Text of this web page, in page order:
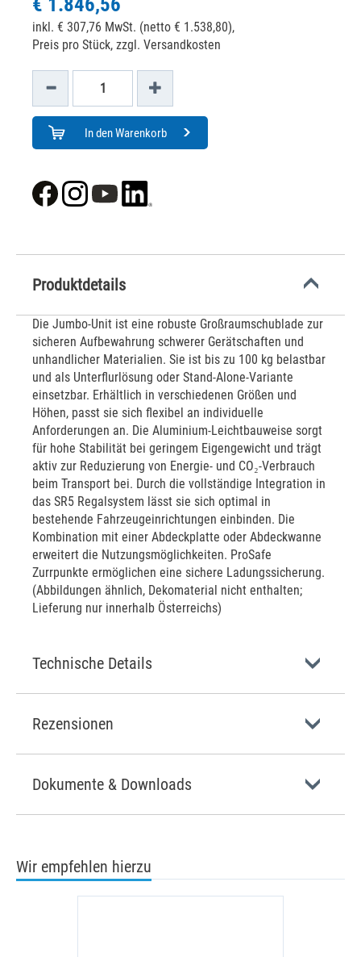
inkl. € 307,76 MwSt. (netto € 1.538,80),
Preis pro Stück, zzgl. Versandkosten
In den Warenkorb
Produktdetails
Die Jumbo-Unit ist eine robuste Großraumschublade zur
sicheren Aufbewahrung schwerer Gerätschaften und
unhandlicher Materialien. Sie ist bis zu 100 kg belastbar
und als Unterflurlösung oder Stand-Alone-Variante
einsetzbar. Erhältlich in verschiedenen Größen und
Höhen, passt sie sich flexibel an individuelle
Anforderungen an. Die Aluminium-Leichtbauweise sorgt
für hohe Stabilität bei geringem Eigengewicht und trägt
aktiv zur Reduzierung von Energie- und CO₂-Verbrauch
beim Transport bei. Durch die vollständige Integration in
das SR5 Regalsystem lässt sie sich optimal in
bestehende Fahrzeugeinrichtungen einbinden. Die
Kombination mit einer Abdeckplatte oder Abdeckwanne
erweitert die Nutzungsmöglichkeiten. ProSafe
Zurrpunkte ermöglichen eine sichere Ladungssicherung.
(Abbildungen ähnlich, Dekomaterial nicht enthalten;
Lieferung nur innerhalb Österreichs)
Technische Details
Rezensionen
Dokumente & Downloads
Wir empfehlen hierzu